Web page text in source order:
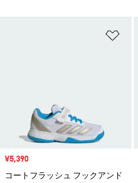
セール価格
¥5,390
コートフラッシュ フックアンド